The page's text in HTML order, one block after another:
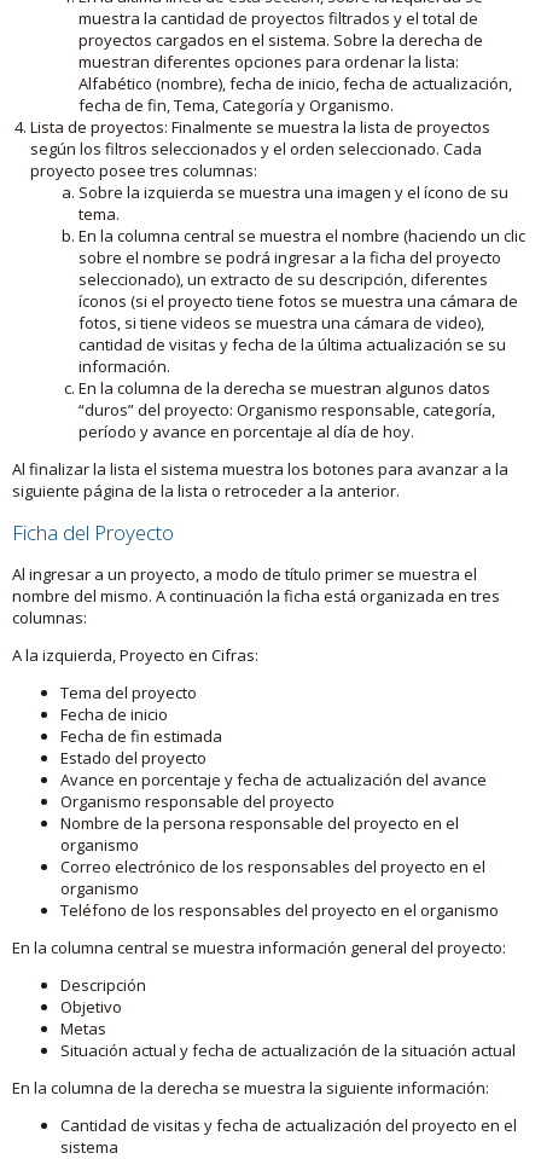
muestra la cantidad de proyectos filtrados y el total de
proyectos cargados en el sistema. Sobre la derecha de
muestran diferentes opciones para ordenar la lista:
Alfabético (nombre), fecha de inicio, fecha de actualización,
fecha de fin, Tema, Categoría y Organismo.
Lista de proyectos: Finalmente se muestra la lista de proyectos
según los filtros seleccionados y el orden seleccionado. Cada
proyecto posee tres columnas:
Sobre la izquierda se muestra una imagen y el ícono de su
tema.
En la columna central se muestra el nombre (haciendo un clic
sobre el nombre se podrá ingresar a la ficha del proyecto
seleccionado), un extracto de su descripción, diferentes
íconos (si el proyecto tiene fotos se muestra una cámara de
fotos, si tiene videos se muestra una cámara de video),
cantidad de visitas y fecha de la última actualización se su
información.
En la columna de la derecha se muestran algunos datos
“duros” del proyecto: Organismo responsable, categoría,
período y avance en porcentaje al día de hoy.
Al finalizar la lista el sistema muestra los botones para avanzar a la
siguiente página de la lista o retroceder a la anterior.
Ficha del Proyecto
Al ingresar a un proyecto, a modo de título primer se muestra el
nombre del mismo. A continuación la ficha está organizada en tres
columnas:
A la izquierda, Proyecto en Cifras:
Tema del proyecto
Fecha de inicio
Fecha de fin estimada
Estado del proyecto
Avance en porcentaje y fecha de actualización del avance
Organismo responsable del proyecto
Nombre de la persona responsable del proyecto en el
organismo
Correo electrónico de los responsables del proyecto en el
organismo
Teléfono de los responsables del proyecto en el organismo
En la columna central se muestra información general del proyecto:
Descripción
Objetivo
Metas
Situación actual y fecha de actualización de la situación actual
En la columna de la derecha se muestra la siguiente información:
Cantidad de visitas y fecha de actualización del proyecto en el
sistema